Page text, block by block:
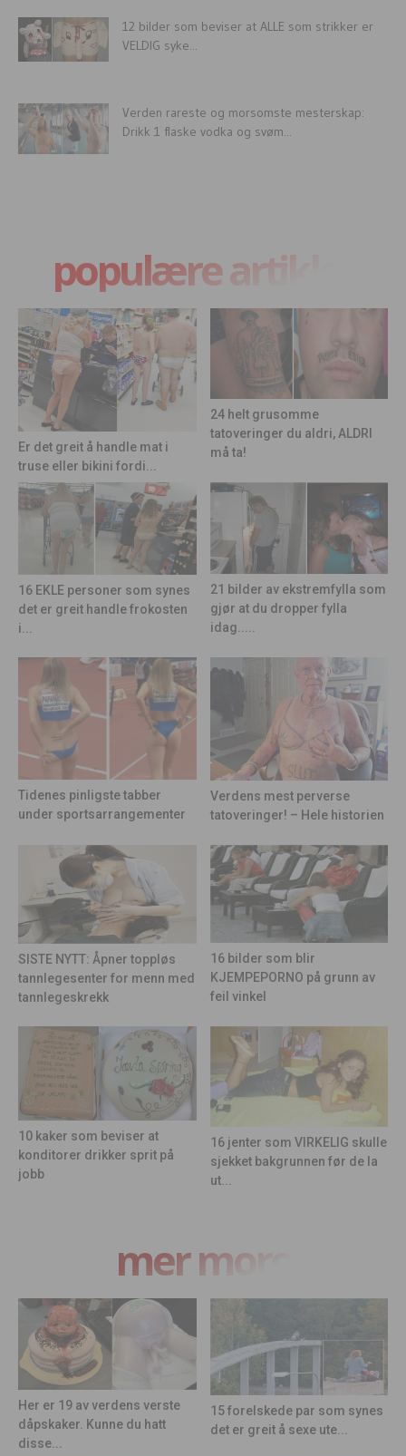
12 bilder som beviser at ALLE som strikker er
VELDIG syke...
Verden rareste og morsomste mesterskap:
Drikk 1 flaske vodka og svøm...
populære artikler
Er det greit å handle mat i
truse eller bikini fordi...
24 helt grusomme
tatoveringer du aldri, ALDRI
må ta!
16 EKLE personer som synes
det er greit handle frokosten
i...
21 bilder av ekstremfylla som
gjør at du dropper fylla
idag.....
Tidenes pinligste tabber
under sportsarrangementer
Verdens mest perverse
tatoveringer! – Hele historien
SISTE NYTT: Åpner toppløs
tannlegesenter for menn med
tannlegeskrekk
16 bilder som blir
KJEMPEPORNO på grunn av
feil vinkel
10 kaker som beviser at
konditorer drikker sprit på
jobb
16 jenter som VIRKELIG skulle
sjekket bakgrunnen før de la
ut...
mer moro
Her er 19 av verdens verste
dåpskaker. Kunne du hatt
disse...
15 forelskede par som synes
det er greit å sexe ute...